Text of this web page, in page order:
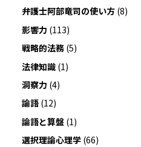
弁護士阿部竜司の使い方 (8)
影響力 (113)
戦略的法務 (5)
法律知識 (1)
洞察力 (4)
論語 (12)
論語と算盤 (1)
選択理論心理学 (66)